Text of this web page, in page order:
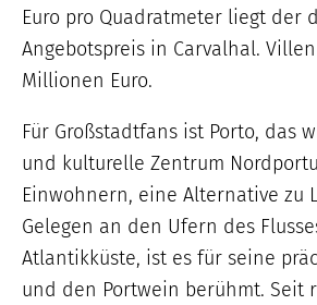
Euro pro Quadratmeter liegt der
Angebotspreis in Carvalhal.
Millionen Euro.
Für Großstadtfans ist Porto, das
und kulturelle Zentrum
Einwohnern, eine Alternative zu
Gelegen an den Ufern des
Atlantikküste, ist es für seine
und den Portwein berühmt. Seit